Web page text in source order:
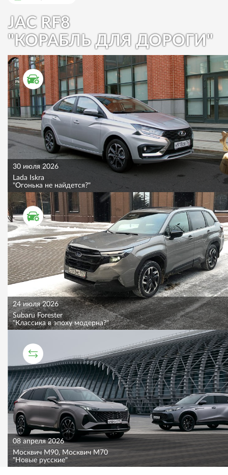
JAC RF8
"КОРАБЛЬ ДЛЯ ДОРОГИ"
ТЕСТ ДРАЙВ
30 июля 2026
Lada Iskra
"Огонька не найдется?"
ТЕСТ ДРАЙВ
24 июля 2026
Subaru Forester
"Классика в эпоху модерна?"
СРАВНИТЕЛЬНЫЙ ТЕСТ
08 апреля 2026
Москвич M90, Москвич M70
"Новые русские"